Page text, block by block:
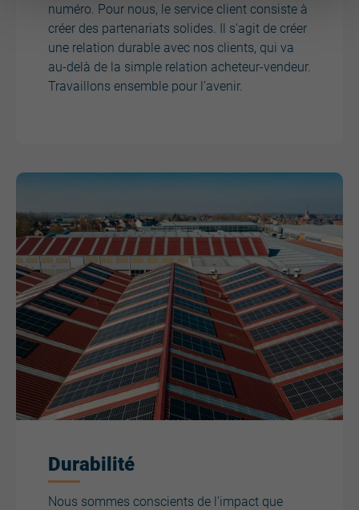
numéro. Pour nous, le service client consiste à
créer des partenariats solides. Il s'agit de créer
une relation durable avec nos clients, qui va
au-delà de la simple relation acheteur-vendeur.
Travaillons ensemble pour l’avenir.
Durabilité
Nous sommes conscients de l'impact que